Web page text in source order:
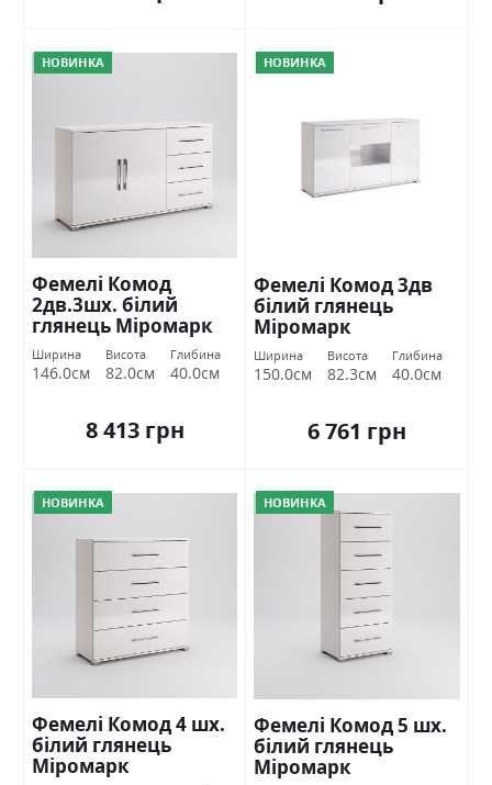
НОВИНКА
Фемелі Комод
2дв.3шх. білий
глянець Міромарк
Ширина
146.0см
Висота
82.0см
Глибина
40.0см
8 413 грн
НОВИНКА
Фемелі Комод 3дв
білий глянець
Міромарк
Ширина
150.0см
Висота
82.3см
Глибина
40.0см
6 761 грн
НОВИНКА
Фемелі Комод 4 шх.
білий глянець
Міромарк
НОВИНКА
Фемелі Комод 5 шх.
білий глянець
Міромарк